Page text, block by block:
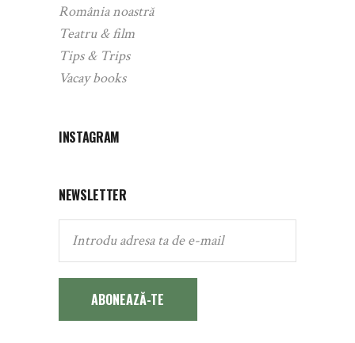
România noastră
Teatru & film
Tips & Trips
Vacay books
INSTAGRAM
NEWSLETTER
ABONEAZĂ-TE